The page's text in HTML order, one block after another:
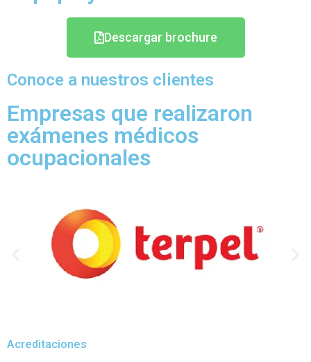
Descargar brochure
Conoce a nuestros clientes
Empresas que realizaron
exámenes médicos
ocupacionales
Acreditaciones